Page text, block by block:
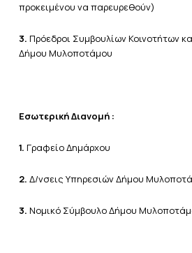
προκειμένου να παρευρεθούν)
3. Πρόεδροι Συμβουλίων Κοινοτήτων
Δήμου Μυλοποτάμου
Εσωτερική Διανομή :
1. Γραφείο Δημάρχου
2. Δ/νσεις Υπηρεσιών Δήμου
3. Νομικό Σύμβουλο Δήμου